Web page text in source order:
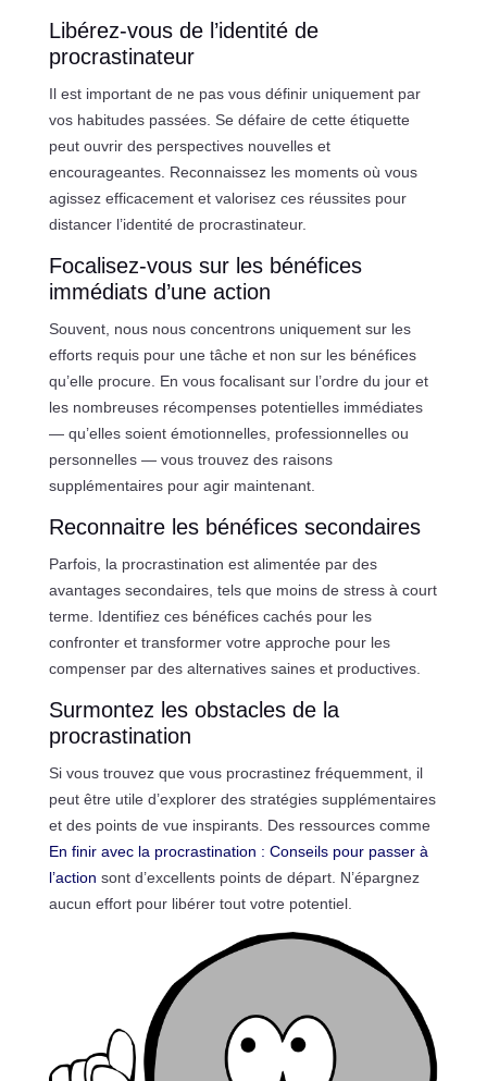
Libérez-vous de l’identité de
procrastinateur
Il est important de ne pas vous définir uniquement par
vos habitudes passées. Se défaire de cette étiquette
peut ouvrir des perspectives nouvelles et
encourageantes. Reconnaissez les moments où vous
agissez efficacement et valorisez ces réussites pour
distancer l’identité de procrastinateur.
Focalisez-vous sur les bénéfices
immédiats d’une action
Souvent, nous nous concentrons uniquement sur les
efforts requis pour une tâche et non sur les bénéfices
qu’elle procure. En vous focalisant sur l’ordre du jour et
les nombreuses récompenses potentielles immédiates
— qu’elles soient émotionnelles, professionnelles ou
personnelles — vous trouvez des raisons
supplémentaires pour agir maintenant.
Reconnaitre les bénéfices secondaires
Parfois, la procrastination est alimentée par des
avantages secondaires, tels que moins de stress à court
terme. Identifiez ces bénéfices cachés pour les
confronter et transformer votre approche pour les
compenser par des alternatives saines et productives.
Surmontez les obstacles de la
procrastination
Si vous trouvez que vous procrastinez fréquemment, il
peut être utile d’explorer des stratégies supplémentaires
et des points de vue inspirants. Des ressources comme
En finir avec la procrastination : Conseils pour passer à
l’action sont d’excellents points de départ. N’épargnez
aucun effort pour libérer tout votre potentiel.